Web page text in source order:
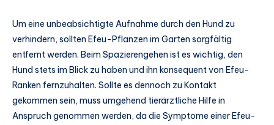
Um eine unbeabsichtigte Aufnahme durch den Hund zu
verhindern, sollten Efeu-Pflanzen im Garten sorgfältig
entfernt werden. Beim Spazierengehen ist es wichtig, den
Hund stets im Blick zu haben und ihn konsequent von Efeu-
Ranken fernzuhalten. Sollte es dennoch zu Kontakt
gekommen sein, muss umgehend tierärztliche Hilfe in
Anspruch genommen werden, da die Symptome einer Efeu-